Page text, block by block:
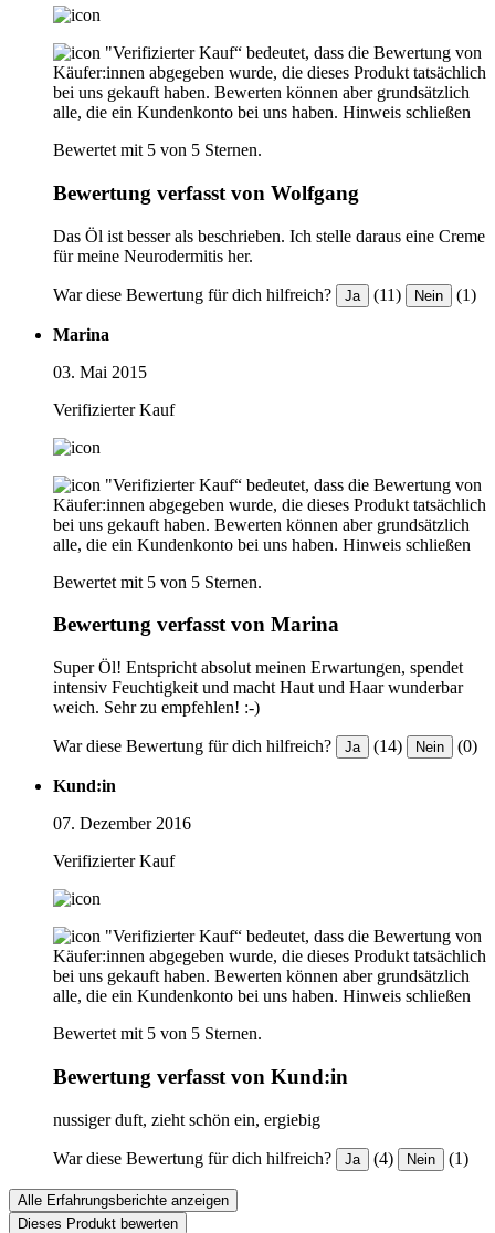
"Verifizierter Kauf“ bedeutet, dass die Bewertung von
Käufer:innen abgegeben wurde, die dieses Produkt tatsächlich
bei uns gekauft haben. Bewerten können aber grundsätzlich
alle, die ein Kundenkonto bei uns haben. Hinweis schließen
Bewertet mit 5 von 5 Sternen.
Bewertung verfasst von Wolfgang
Das Öl ist besser als beschrieben. Ich stelle daraus eine Creme
für meine Neurodermitis her.
War diese Bewertung für dich hilfreich? Ja (11) Nein (1)
Marina
03. Mai 2015
Verifizierter Kauf
"Verifizierter Kauf“ bedeutet, dass die Bewertung von
Käufer:innen abgegeben wurde, die dieses Produkt tatsächlich
bei uns gekauft haben. Bewerten können aber grundsätzlich
alle, die ein Kundenkonto bei uns haben. Hinweis schließen
Bewertet mit 5 von 5 Sternen.
Bewertung verfasst von Marina
Super Öl! Entspricht absolut meinen Erwartungen, spendet
intensiv Feuchtigkeit und macht Haut und Haar wunderbar
weich. Sehr zu empfehlen! :-)
War diese Bewertung für dich hilfreich? Ja (14) Nein (0)
Kund:in
07. Dezember 2016
Verifizierter Kauf
"Verifizierter Kauf“ bedeutet, dass die Bewertung von
Käufer:innen abgegeben wurde, die dieses Produkt tatsächlich
bei uns gekauft haben. Bewerten können aber grundsätzlich
alle, die ein Kundenkonto bei uns haben. Hinweis schließen
Bewertet mit 5 von 5 Sternen.
Bewertung verfasst von Kund:in
nussiger duft, zieht schön ein, ergiebig
War diese Bewertung für dich hilfreich? Ja (4) Nein (1)
Alle Erfahrungsberichte anzeigen
Dieses Produkt bewerten